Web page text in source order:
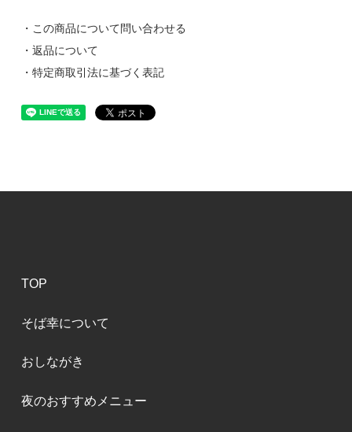
・この商品について問い合わせる
・返品について
・特定商取引法に基づく表記
TOP
そば幸について
おしながき
夜のおすすめメニュー